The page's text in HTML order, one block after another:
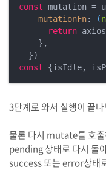
const mutation =
mutationFn: (
return
    },
const
3단계로 와서 실행이 끝
물론 다시 mutate를 호
pending 상태로 다시 돌
success 또는 error상태